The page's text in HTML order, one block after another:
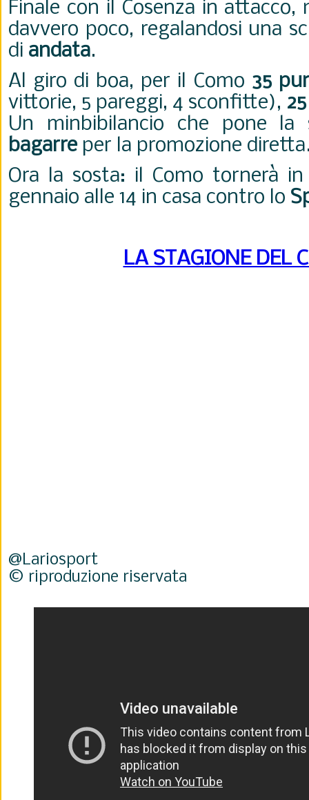
Finale con il Cosenza in attacco,
davvero poco, regalandosi una
di andata.
Al giro di boa, per il Como 35
vittorie, 5 pareggi, 4 sconfitte),
Un minbibilancio che pone la
bagarreper la promozione
Ora la sosta: il Como tornerà in
gennaio alle 14 in casa contro lo
LA STAGIONE DEL
@Lariosport
© riproduzione riservata